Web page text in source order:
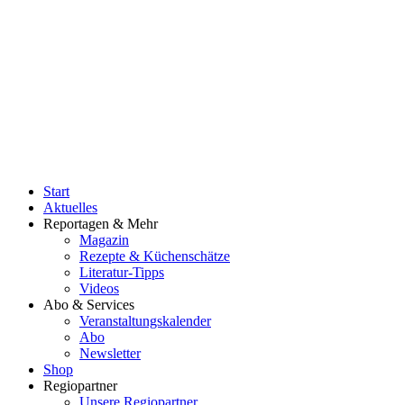
Start
Aktuelles
Reportagen & Mehr
Magazin
Rezepte & Küchenschätze
Literatur-Tipps
Videos
Abo & Services
Veranstaltungskalender
Abo
Newsletter
Shop
Regiopartner
Unsere Regiopartner